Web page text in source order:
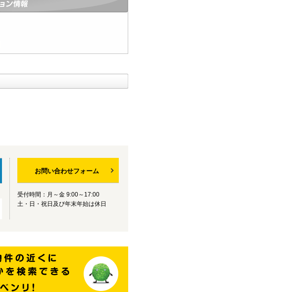
お問い合わせフォーム
受付時間：月～金 9:00～17:00
土・日・祝日及び年末年始は休日